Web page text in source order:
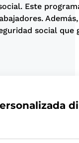
Este
social